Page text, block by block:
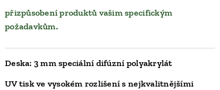
přizpůsobení produktů vašim specifickým
požadavkům.
Deska: 3 mm speciální difúzní polyakrylát
UV tisk ve vysokém rozlišení s nejkvalitnějšími